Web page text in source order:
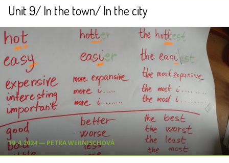
Unit 9/ In the town/ In the city
19.4.2024 ― PETRA WERNISCHOVÁ